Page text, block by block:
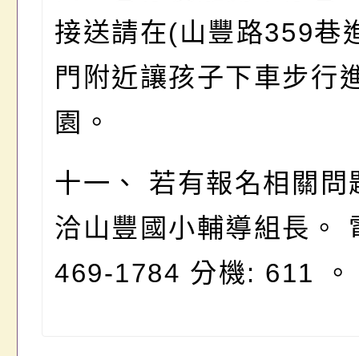
接送請在(山豐路359巷
門附近讓孩子下車步行
園。
十一、 若有報名相關問
洽山豐國小輔導組長。
469-1784 分機: 611 。